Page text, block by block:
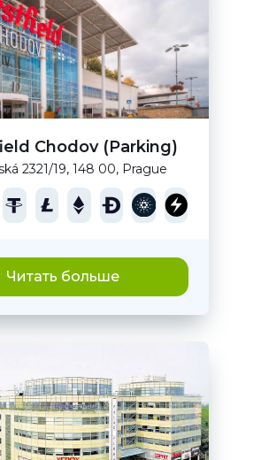
Chodov (Parking)
2321/19, 148 00, Prague
Читать больше